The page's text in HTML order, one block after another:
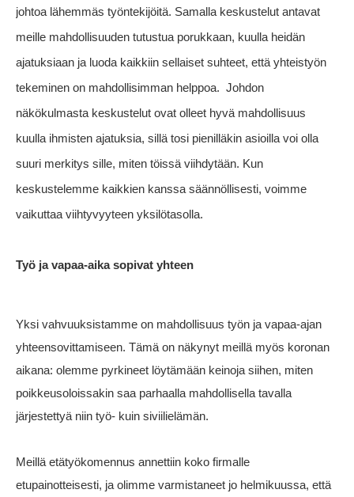
johtoa lähemmäs työntekijöitä. Samalla keskustelut antavat
meille mahdollisuuden tutustua porukkaan, kuulla heidän
ajatuksiaan ja luoda kaikkiin sellaiset suhteet, että yhteistyön
tekeminen on mahdollisimman helppoa. Johdon
näkökulmasta keskustelut ovat olleet hyvä mahdollisuus
kuulla ihmisten ajatuksia, sillä tosi pienilläkin asioilla voi olla
suuri merkitys sille, miten töissä viihdytään. Kun
keskustelemme kaikkien kanssa säännöllisesti, voimme
vaikuttaa viihtyvyyteen yksilötasolla.
Työ ja vapaa-aika sopivat yhteen
Yksi vahvuuksistamme on mahdollisuus työn ja vapaa-ajan
yhteensovittamiseen. Tämä on näkynyt meillä myös koronan
aikana: olemme pyrkineet löytämään keinoja siihen, miten
poikkeusoloissakin saa parhaalla mahdollisella tavalla
järjestettyä niin työ- kuin siviilielämän.
Meillä etätyökomennus annettiin koko firmalle
etupainotteisesti, ja olimme varmistaneet jo helmikuussa, että